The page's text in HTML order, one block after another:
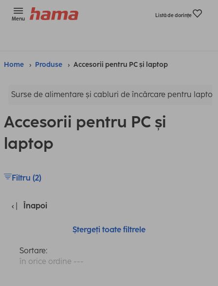
Menu
Listă de dorinţe
Home Produse Accesorii pentru PC și laptop
Surse de alimentare și cabluri de încărcare pentru
Accesorii pentru PC și
laptop
Filtru (2)
Înapoi
Ștergeți toate filtrele
Sortare:
în orice ordine ---